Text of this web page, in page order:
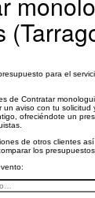
para el
de Contratar
un aviso con tu solicitud
ofreciéndote un
de otros clientes
los